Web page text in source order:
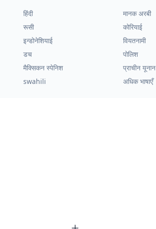
हिंदी
मानक अरबी
रूसी
कोरियाई
इन्डोनेशियाई
वियतनामी
डच
पोलिश
मैक्सिकन स्पेनिश
प्राचीन यूनान
swahili अधिक भाषाएँ